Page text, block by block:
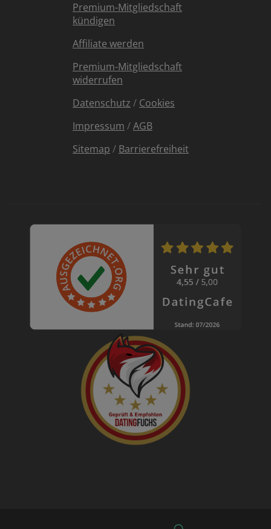
Premium-Mitgliedschaft
kündigen
Affiliate werden
Premium-Mitgliedschaft
widerrufen
Datenschutz / Cookies
Impressum /AGB
Sitemap / Barrierefreiheit